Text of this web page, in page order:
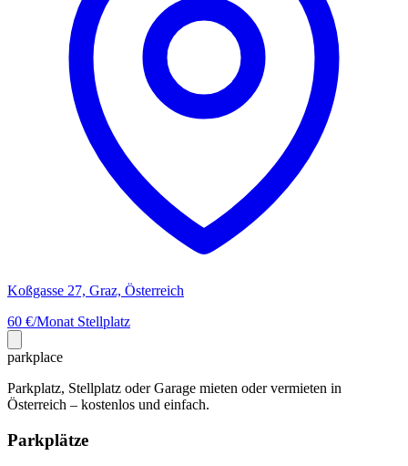
Koßgasse 27, Graz, Österreich
60 €/Monat Stellplatz
parkplace
Parkplatz, Stellplatz oder Garage mieten oder vermieten in
Österreich – kostenlos und einfach.
Parkplätze